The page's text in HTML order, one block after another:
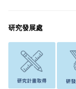
研究發展處